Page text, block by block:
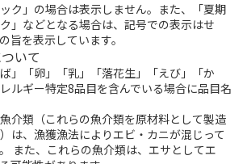
ク」の場合は表示しません。また、「夏期
」などとなる場合は、記号での表示はせ
旨を表示しています。
いて
」「卵」「乳」「落花生」「えび」「か
ルギー特定8品目を含んでいる場合に品目名
介類（これらの魚介類を原材料として製造
は、漁獲漁法によりエビ・カニが混じって
また、これらの魚介類は、エサとしてエ